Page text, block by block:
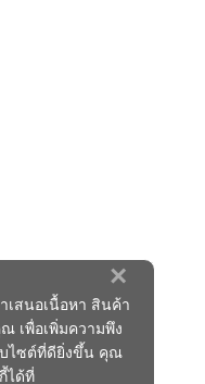
×
เสนอเนื้อหา สินค้า
เพื่อเพิ่มความพึง
บไซต์ที่ดียิ่งขึ้น คุณ
ได้ที่